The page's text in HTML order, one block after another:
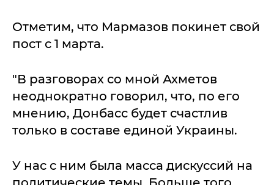
Отметим, что Мармазов покинет свой
пост с 1 марта.
"В разговорах со мной Ахметов
неоднократно говорил, что, по его
мнению, Донбасс будет счастлив
только в составе единой Украины.
У нас с ним была масса дискуссий на